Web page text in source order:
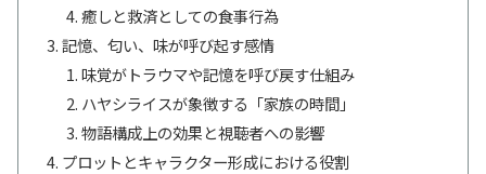
癒しと救済としての食事行為
記憶、匂い、味が呼び起す感情
味覚がトラウマや記憶を呼び戻す仕組み
ハヤシライスが象徴する「家族の時間」
物語構成上の効果と視聴者への影響
プロットとキャラクター形成における役割